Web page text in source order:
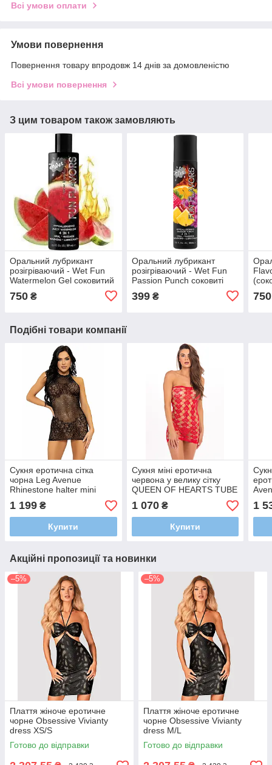
Всі умови оплати
Умови повернення
Повернення товару впродовж 14 днів за домовленістю
Всі умови повернення
З цим товаром також замовляють
Оральний лубрикант
розігріваючий - Wet Fun
Watermelon Gel соковитий
750 ₴
Оральний лубрикант
розігріваючий - Wet Fun
Passion Punch соковиті
399₴ 750
Подібні товари компанії
Сукня еротична сітка
чорна Leg Avenue
Rhinestone halter mini
dress OS Black
1 199 ₴
Купити
Сукня міні еротична
червона у велику сітку
QUEEN OF HEARTS TUBE
DRESS RED, OS
1 070₴
Купити
1
Акційні пропозиції та новинки
–5%
Плаття жіноче еротичне
чорне Obsessive Vivianty
dress XS/S
Готово до відправки
–5%
Плаття жіноче еротичне
чорне Obsessive Vivianty
dress M/L
Готово до відправки